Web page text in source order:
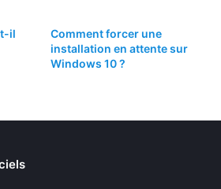
il
Comment forcer une
installation en attente sur
Windows 10 ?